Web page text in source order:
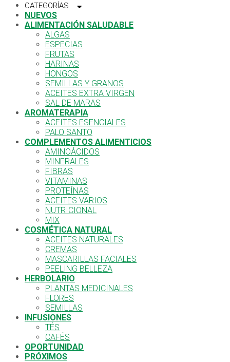
CATEGORÍAS
NUEVOS
ALIMENTACIÓN SALUDABLE
ALGAS
ESPECIAS
FRUTAS
HARINAS
HONGOS
SEMILLAS Y GRANOS
ACEITES EXTRA VIRGEN
SAL DE MARAS
AROMATERAPIA
ACEITES ESENCIALES
PALO SANTO
COMPLEMENTOS ALIMENTICIOS
AMINOÁCIDOS
MINERALES
FIBRAS
VITAMINAS
PROTEÍNAS
ACEITES VARIOS
NUTRICIONAL
MIX
COSMÉTICA NATURAL
ACEITES NATURALES
CREMAS
MASCARILLAS FACIALES
PEELING BELLEZA
HERBOLARIO
PLANTAS MEDICINALES
FLORES
SEMILLAS
INFUSIONES
TÉS
CAFÉS
OPORTUNIDAD
PRÓXIMOS